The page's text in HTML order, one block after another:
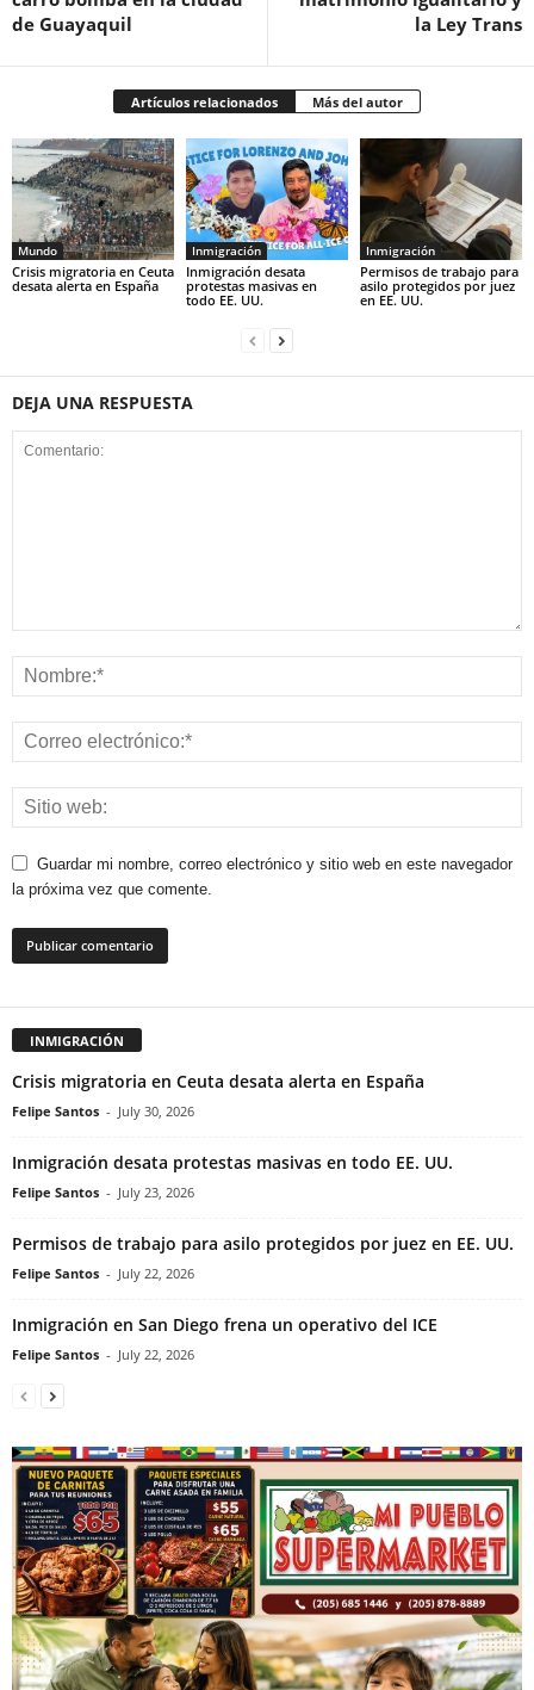
de Guayaquil
la Ley Trans
Artículos relacionados Más del autor
Mundo
Crisis migratoria en Ceuta
desata alerta en España
Inmigración
Inmigración desata
protestas masivas en
todo EE. UU.
Inmigración
Permisos de trabajo para
asilo protegidos por juez
en EE. UU.
DEJA UNA RESPUESTA
Guardar mi nombre, correo electrónico y sitio web en este navegador
la próxima vez que comente.
INMIGRACIÓN
Crisis migratoria en Ceuta desata alerta en España
Felipe Santos - July 30, 2026
Inmigración desata protestas masivas en todo EE. UU.
Felipe Santos - July 23, 2026
Permisos de trabajo para asilo protegidos por juez en EE. UU.
Felipe Santos - July 22, 2026
Inmigración en San Diego frena un operativo del ICE
Felipe Santos - July 22, 2026